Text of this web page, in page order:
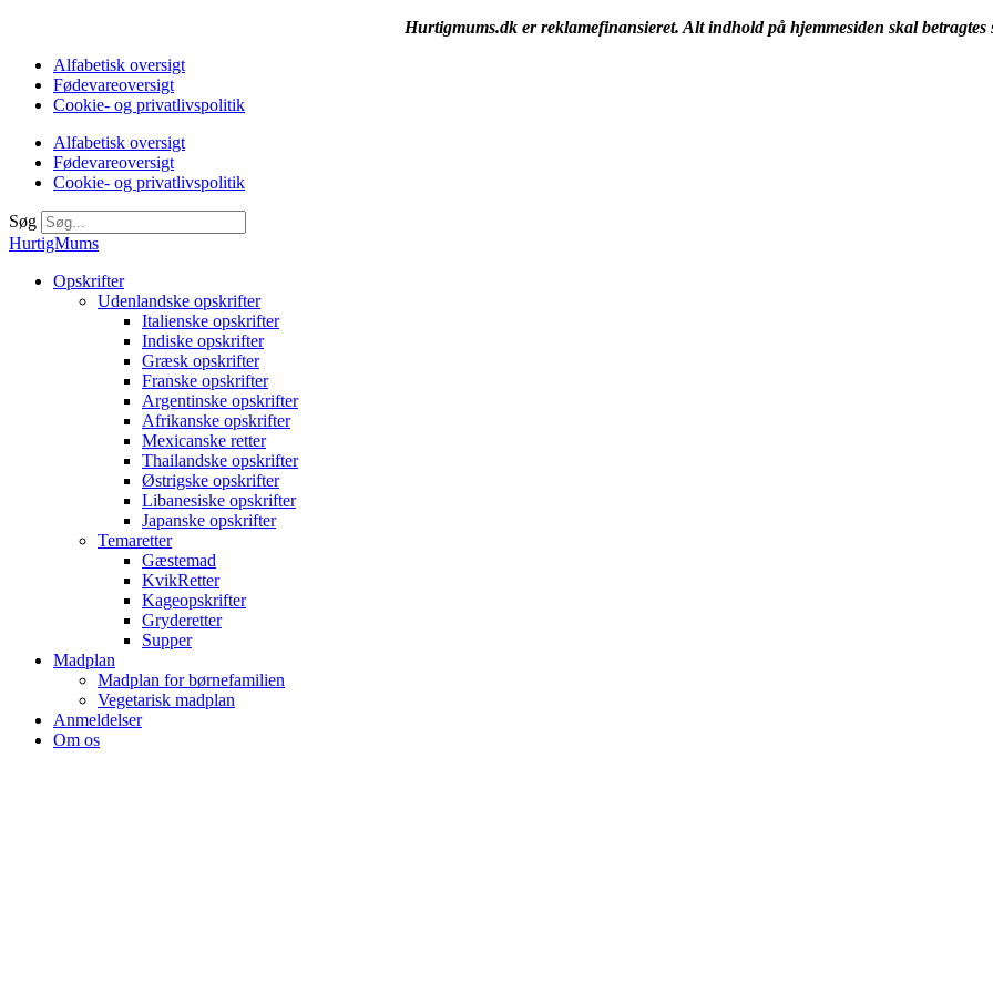
Hurtigmums.dk er reklamefinansieret. Alt indhold på hjemmesiden skal betragtes
Alfabetisk oversigt
Fødevareoversigt
Cookie- og privatlivspolitik
Alfabetisk oversigt
Fødevareoversigt
Cookie- og privatlivspolitik
Søg
HurtigMums
Opskrifter
Udenlandske opskrifter
Italienske opskrifter
Indiske opskrifter
Græsk opskrifter
Franske opskrifter
Argentinske opskrifter
Afrikanske opskrifter
Mexicanske retter
Thailandske opskrifter
Østrigske opskrifter
Libanesiske opskrifter
Japanske opskrifter
Temaretter
Gæstemad
KvikRetter
Kageopskrifter
Gryderetter
Supper
Madplan
Madplan for børnefamilien
Vegetarisk madplan
Anmeldelser
Om os